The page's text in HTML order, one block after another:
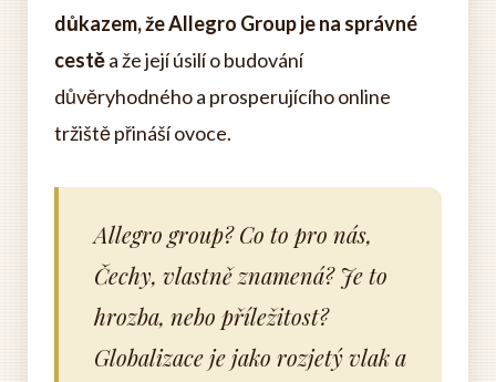
důkazem, že Allegro Group je na správné
cestěa že její úsilí o budování
důvěryhodného a prosperujícího online
tržiště přináší ovoce.
Allegro group? Co to pro nás,
Čechy, vlastně znamená? Je to
hrozba, nebo příležitost?
Globalizace je jako rozjetý vlak a